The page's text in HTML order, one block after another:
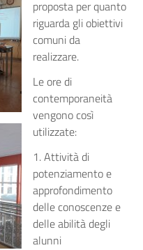
proposta per quanto
riguarda gli obiettivi
comuni da
realizzare.
Le ore di
contemporaneità
vengono così
utilizzate:
1. Attività di
potenziamento e
approfondimento
delle conoscenze e
delle abilità degli
alunni